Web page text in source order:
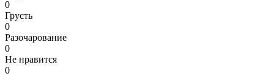
0
Грусть
0
Разочарование
0
Не нравится
0